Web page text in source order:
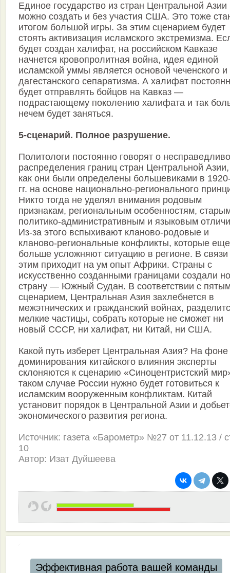
Единое государство из стран Центральной Азии
можно создать и без участия США. Это тоже
итогом большой игры. За этим сценарием будет
стоять активизация исламского экстремизма.
будет создан халифат, на российском Кавказе
начнется кровопролитная война, идея единой
исламской уммы является основой чеченского и
дагестанского сепаратизма. А халифат
будет отправлять бойцов на Кавказ —
подрастающему поколению халифата и так
нечем будет заняться.
5-сценарий. Полное разрушение.
Политологи постоянно говорят о
распределения границ стран Центральной Азии,
как они были определены большевиками в
гг. на основе национально-регионального
Никто тогда не уделял внимания родовым
признакам, региональным особенностям,
политико-административным и языковым
Из-за этого вспыхивают кланово-родовые и
кланово-региональные конфликты, которые еще
больше усложняют ситуацию в регионе. В связи
этим приходит на ум опыт Африки. Страны с
искусственно созданными границами создали
страну — Южный Судан. В соответствии с
сценарием, Центральная Азия захлебнется в
межэтнических и гражданский войнах,
мелкие частицы, собрать которые не сможет ни
новый СССР, ни халифат, ни Китай, ни США.
Какой путь изберет Центральная Азия? На фоне
доминирования китайского влияния эксперты
склоняются к сценарию «Синоцентристский
таком случае России нужно будет готовиться к
исламским вооруженным конфликтам. Китай
установит порядок в Центральной Азии и
экономического развития региона.
Источник: газета «Барометр» №27 от 11.12.13 /
10
Автор: Изат Дуйшеева
Автоматизация ресторанов и кафе